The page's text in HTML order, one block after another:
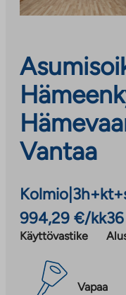
Vantaa
Kolmio
994,29 €/kk
Käyttövastike
Vapaa